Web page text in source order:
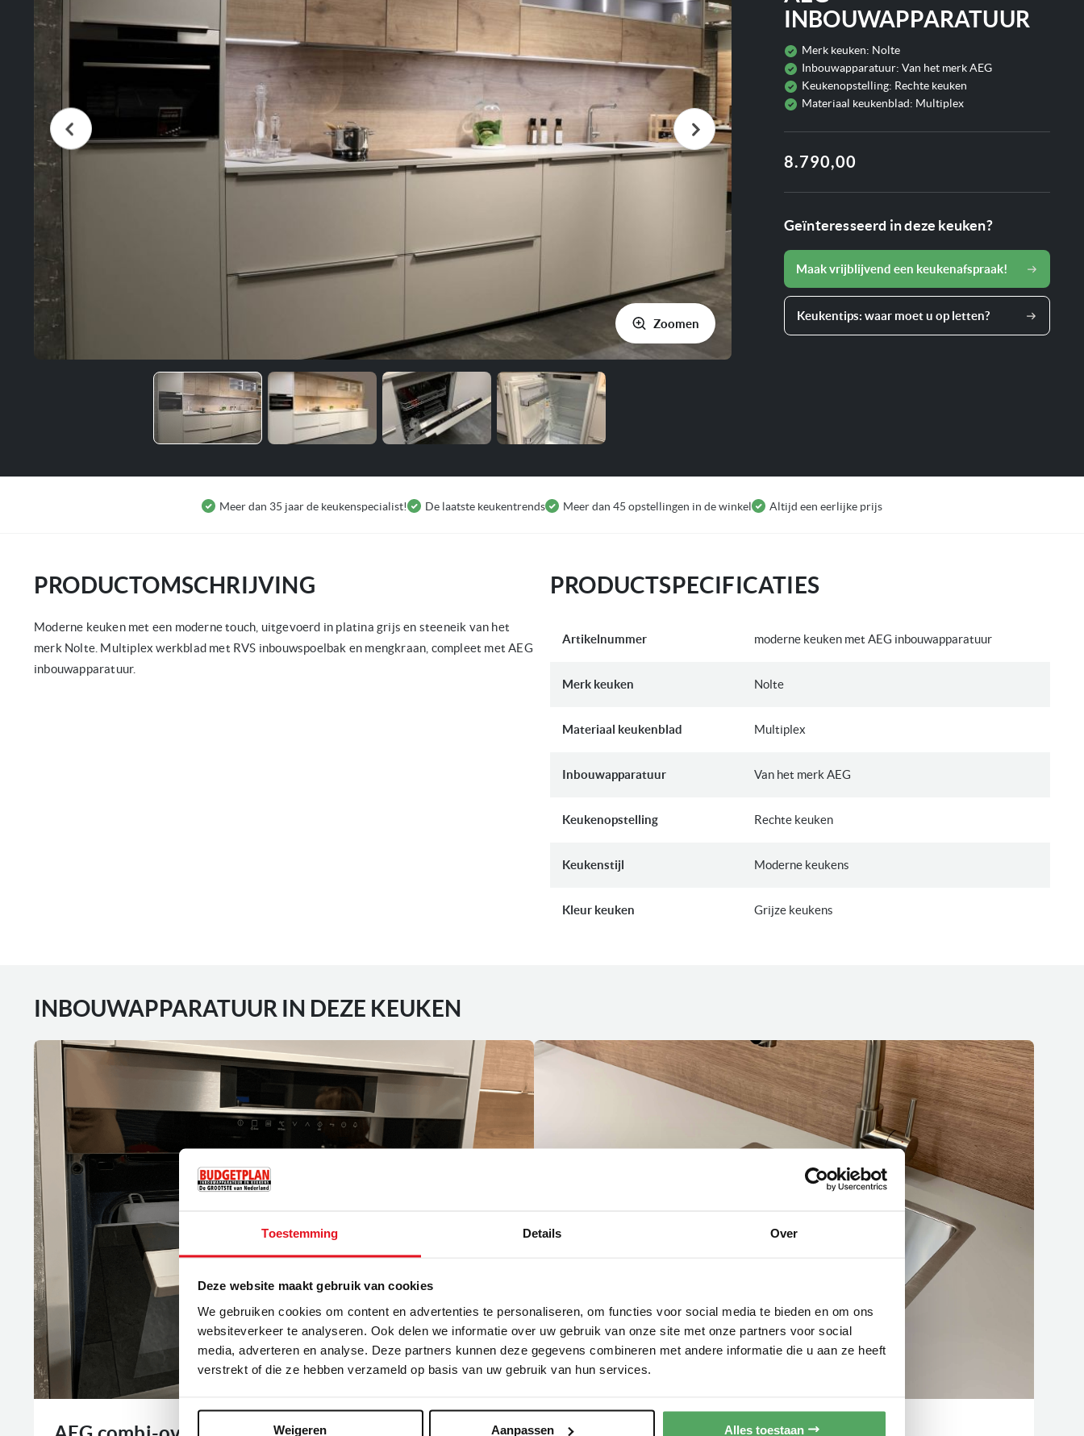
Toestemming Details Over
Deze website maakt gebruik van cookies
We gebruiken cookies om content en advertenties te personaliseren, om functies voor social media te bieden en om ons
websiteverkeer te analyseren. Ook delen we informatie over uw gebruik van onze site met onze partners voor social
media, adverteren en analyse. Deze partners kunnen deze gegevens combineren met andere informatie die u aan ze heeft
verstrekt of die ze hebben verzameld op basis van uw gebruik van hun services.
Weigeren Aanpassen Alles toestaan
Zoomen
het
INBOUWAPPARATUUR
Merk keuken: Nolte
Inbouwapparatuur: Van het merk AEG
Keukenopstelling: Rechte keuken
Materiaal keukenblad: Multiplex
8.790,00
Geïnteresseerd in deze keuken?
Maak vrijblijvend een keukenafspraak!
Keukentips: waar moet u op letten?
Meer dan 35 jaar de keukenspecialist! De laatste keukentrends Meer dan 45 opstellingen in de winkel Altijd een eerlijke prijs
PRODUCTOMSCHRIJVING
Moderne keuken met een moderne touch, uitgevoerd in platina grijs en steeneik van het
merk Nolte. Multiplex werkblad met RVS inbouwspoelbak en mengkraan, compleet met AEG
inbouwapparatuur.
PRODUCTSPECIFICATIES
informatie
Artikelnummer moderne keuken met AEG inbouwapparatuur
Merk keuken Nolte
Materiaal keukenblad Multiplex
Inbouwapparatuur Van het merk AEG
Keukenopstelling Rechte keuken
Keukenstijl Moderne keukens
Kleur keuken Grijze keukens
INBOUWAPPARATUUR IN DEZE KEUKEN